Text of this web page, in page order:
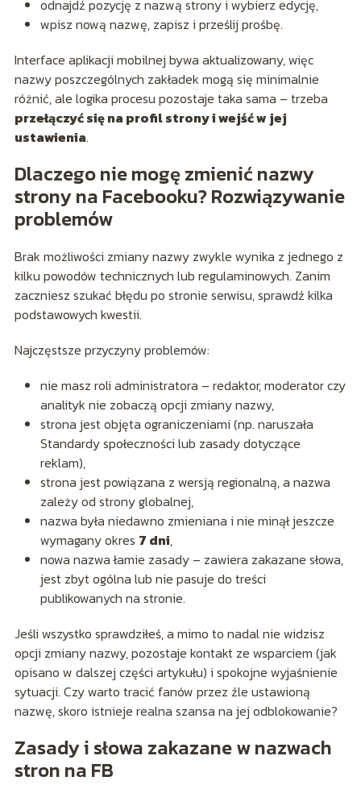
odnajdź pozycję z nazwą strony i wybierz edycję,
wpisz nową nazwę, zapisz i prześlij prośbę.
Interface aplikacji mobilnej bywa aktualizowany, więc
nazwy poszczególnych zakładek mogą się minimalnie
różnić, ale logika procesu pozostaje taka sama – trzeba
przełączyć się na profil strony i wejść w jej
ustawienia.
Dlaczego nie mogę zmienić nazwy
strony na Facebooku? Rozwiązywanie
problemów
Brak możliwości zmiany nazwy zwykle wynika z jednego z
kilku powodów technicznych lub regulaminowych. Zanim
zaczniesz szukać błędu po stronie serwisu, sprawdź kilka
podstawowych kwestii.
Najczęstsze przyczyny problemów:
nie masz roli administratora – redaktor, moderator czy
analityk nie zobaczą opcji zmiany nazwy,
strona jest objęta ograniczeniami (np. naruszała
Standardy społeczności lub zasady dotyczące
reklam),
strona jest powiązana z wersją regionalną, a nazwa
zależy od strony globalnej,
nazwa była niedawno zmieniana i nie minął jeszcze
wymagany okres 7 dni,
nowa nazwa łamie zasady – zawiera zakazane słowa,
jest zbyt ogólna lub nie pasuje do treści
publikowanych na stronie.
Jeśli wszystko sprawdziłeś, a mimo to nadal nie widzisz
opcji zmiany nazwy, pozostaje kontakt ze wsparciem (jak
opisano w dalszej części artykułu) i spokojne wyjaśnienie
sytuacji. Czy warto tracić fanów przez źle ustawioną
nazwę, skoro istnieje realna szansa na jej odblokowanie?
Zasady i słowa zakazane w nazwach
stron na FB